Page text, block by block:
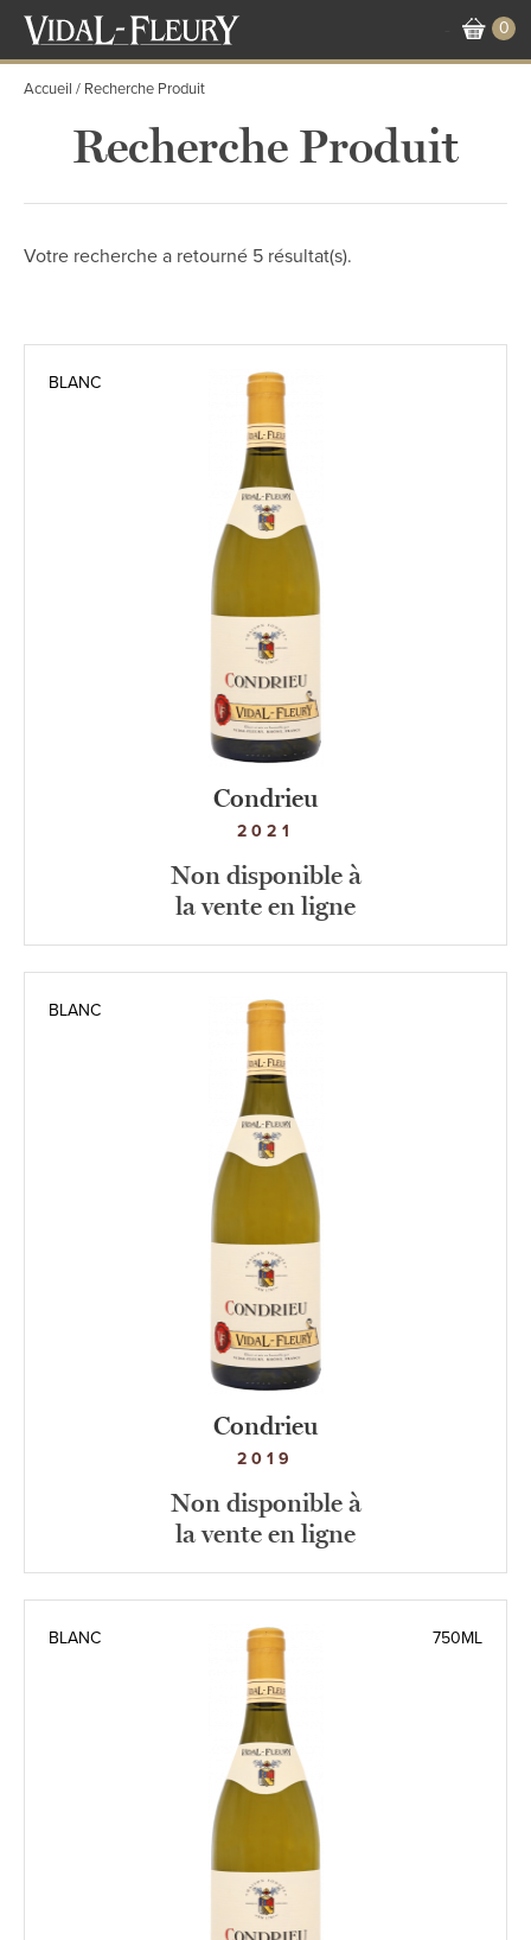
Aller
contenu
0
Accueil Recherche Produit
Recherche Produit
Votre recherche a retourné 5 résultat(s).
BLANC
Condrieu
2021
Non disponible à
la vente en ligne
BLANC
Condrieu
2019
Non disponible à
la vente en ligne
BLANC 750ML